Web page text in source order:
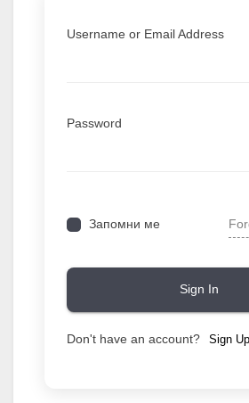
Username or Email Address
Password
Запомни ме
Sign In
Don't have an account? Sign Up